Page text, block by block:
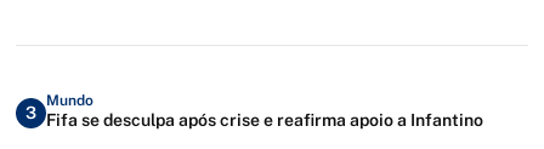
3
Mundo
Fifa se desculpa após crise e reafirma apoio a Infantino